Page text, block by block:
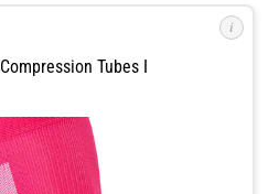
i
Tubes I